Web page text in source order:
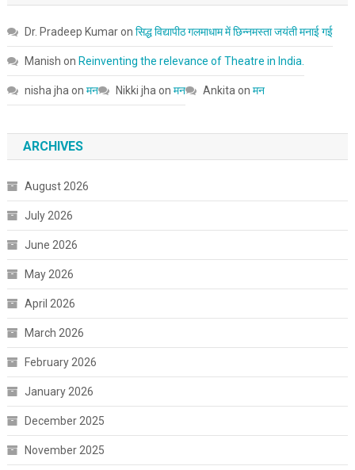
Dr. Pradeep Kumaron सिद्ध विद्यापीठ गलमाधाम में छिन्नमस्ता जयंती मनाई गई
Manish on Reinventing the relevance of Theatre in India.
nisha jha on मन Nikki jha on मन Ankita on मन
ARCHIVES
August 2026
July 2026
June 2026
May 2026
April 2026
March 2026
February 2026
January 2026
December 2025
November 2025